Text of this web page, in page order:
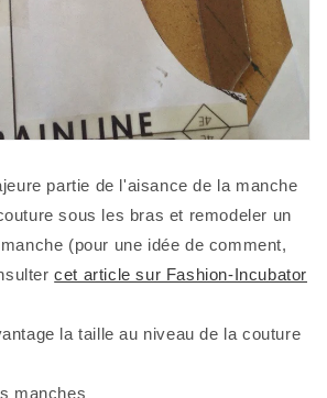
partie de l'aisance de la manche
sous les bras et remodeler un
(pour une idée de comment,
cet article sur Fashion-Incubator
la taille au niveau de la couture
manches